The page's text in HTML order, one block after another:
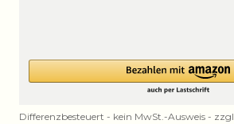
Differenzbesteuert - kein MwSt.-Ausweis - zzgl.